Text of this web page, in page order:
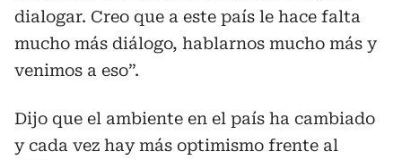
dialogar. Creo que a este país le hace falta
mucho más diálogo, hablarnos mucho más y
venimos a eso”.
Dijo que el ambiente en el país ha cambiado
y cada vez hay más optimismo frente al